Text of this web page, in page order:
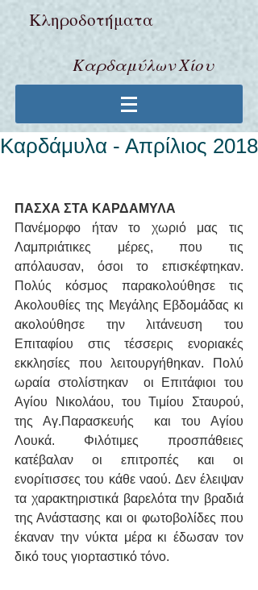
Κληροδoτήματα
Καρδαμύλων Χίου
Καρδάμυλα - Απρίλιος 2018
ΠΑΣΧΑ ΣΤΑ ΚΑΡΔΑΜΥΛΑ
Πανέμορφο ήταν το χωριό μας τις
Λαμπριάτικες μέρες, που τις
απόλαυσαν, όσοι το επισκέφτηκαν.
Πολύς κόσμος παρακολούθησε τις
Ακολουθίες της Μεγάλης Εβδομάδας κι
ακολούθησε την λιτάνευση του
Επιταφίου στις τέσσερις ενοριακές
εκκλησίες που λειτουργήθηκαν. Πολύ
ωραία στολίστηκαν  οι Επιτάφιοι του
Αγίου Νικολάου, του Τιμίου Σταυρού,
της Αγ.Παρασκευής  και του Αγίου
Λουκά. Φιλότιμες προσπάθειες
κατέβαλαν οι επιτροπές και οι
ενορίτισσες του κάθε ναού. Δεν έλειψαν
τα χαρακτηριστικά βαρελότα την βραδιά
της Ανάστασης και οι φωτοβολίδες που
έκαναν την νύκτα μέρα κι έδωσαν τον
δικό τους γιορταστικό τόνο.